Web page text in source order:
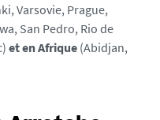
Varsovie, Prague,
San Pedro, Rio de
et en Afrique (Abidjan,